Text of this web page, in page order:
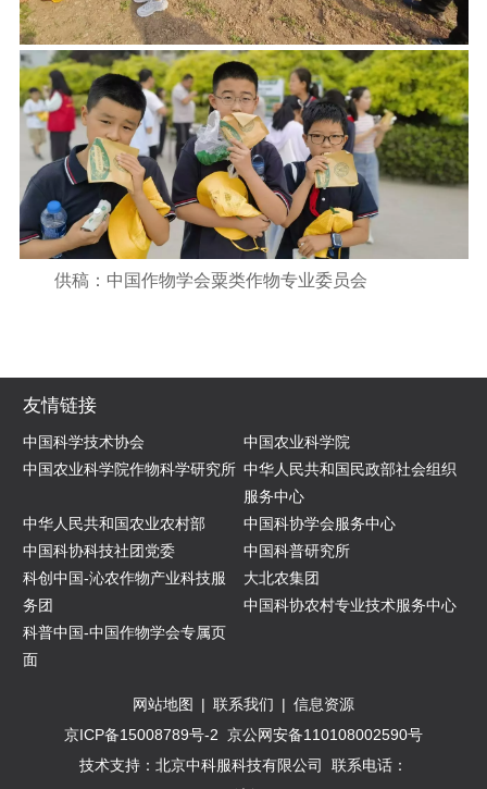
供稿：中国作物学会粟类作物专业委员会
友情链接
中国科学技术协会
中国农业科学院
中国农业科学院作物科学研究所 中华人民共和国民政部社会组织
服务中心
中华人民共和国农业农村部
中国科协学会服务中心
中国科协科技社团党委
中国科普研究所
科创中国-沁农作物产业科技服
务团
大北农集团
中国科协农村专业技术服务中心
科普中国-中国作物学会专属页
面
网站地图 | 联系我们 | 信息资源
京ICP备15008789号-2 京公网安备110108002590号
技术支持：北京中科服科技有限公司
联系电话：